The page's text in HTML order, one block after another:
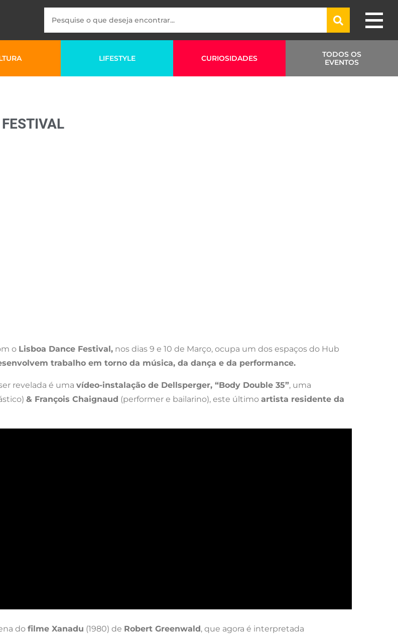
LIFESTYLE CURIOSIDADES
TODOS OS
EVENTOS
o Lisboa Dance Festival, nos dias 9 e 10 de Março, ocupa um dos espaços do Hub
trabalho em torno da música, da dança e da performance.
revelada é uma vídeo-instalação de Dellsperger, “Body Double 35”, uma
& François Chaignaud (performer e bailarino), este último artista residente da
do filme Xanadu (1980) de Robert Greenwald, que agora é interpretada